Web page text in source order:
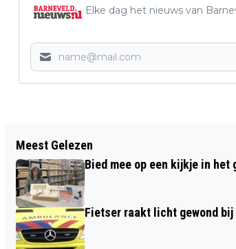
Elke dag het nieuws van
INZAMELING VOEDSELBANK
4 MEI IN BARNEVELD
Meest Gelezen
Bied mee op een kijkje in het
Fietser raakt licht gewond